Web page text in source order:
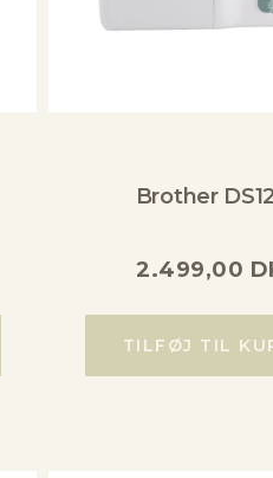
Brother
2.499,00
TILFØJ TIL